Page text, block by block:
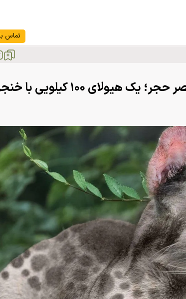
تماس با
(تصاویر) هولناک‌ترین شکارچی عصر حجر؛ یک هیولای ۱۰۰
تایلند